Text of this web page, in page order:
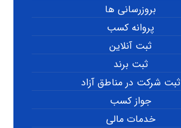
بروزرسانی ها
پروانه کسب
ثبت آنلاین
ثبت برند
ثبت شرکت در مناطق آزاد
جواز کسب
خدمات مالی